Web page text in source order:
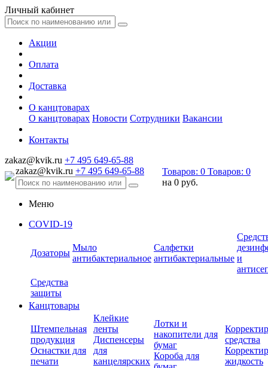
Личный кабинет
Акции
Оплата
Доставка
О канцтоварах
О канцтоварах Новости Сотрудники Вакансии
Контакты
zakaz@kvik.ru +7 495 649-65-88
zakaz@kvik.ru +7 495 649-65-88 Товаров: 0 Товаров: 0
на 0 руб.
Меню
COVID-19
Дозаторы
Мыло
антибактериальное
Салфетки
антибактериальные и
Средства
защиты
Канцтовары
Штемпельная
продукция
Оснастки для
печати
Клейкие
ленты
Диспенсеры
для
канцелярских
Лотки и
накопители для
бумаг
Короба для
средства
жидкость